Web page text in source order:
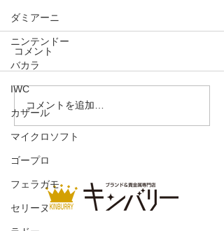
ダミアーニ
ニンテンドー
バカラ
IWC
カザール
マイクロソフト
ゴープロ
フェラガモ
セリーヌ
コメント
コメントを追加…